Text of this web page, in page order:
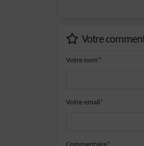
Votre
Votre nom*
Votre email*